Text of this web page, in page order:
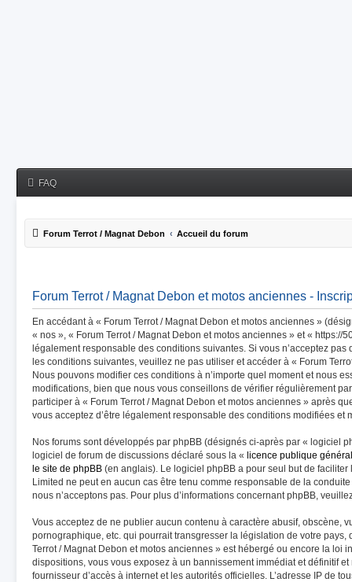
FAQ
Forum Terrot / Magnat Debon Accueil du forum
Forum Terrot / Magnat Debon et motos anciennes -
En accédant à « Forum Terrot / Magnat Debon et motos anciennes »
« nos », « Forum Terrot / Magnat Debon et motos anciennes » et « https://
légalement responsable des conditions suivantes. Si vous n’acceptez pas
les conditions suivantes, veuillez ne pas utiliser et accéder à « Forum
Nous pouvons modifier ces conditions à n’importe quel moment et nous
modifications, bien que nous vous conseillons de vérifier régulièrement
participer à « Forum Terrot / Magnat Debon et motos anciennes » après
vous acceptez d’être légalement responsable des conditions modifiées et
Nos forums sont développés par phpBB (désignés ci-après par « logiciel
logiciel de forum de discussions déclaré sous la « licence publique
le site de phpBB (en anglais). Le logiciel phpBB a pour seul but de
Limited ne peut en aucun cas être tenu comme responsable de la
nous n’acceptons pas. Pour plus d’informations concernant phpBB,
Vous acceptez de ne publier aucun contenu à caractère abusif, obscène,
pornographique, etc. qui pourrait transgresser la législation de votre
Terrot / Magnat Debon et motos anciennes » est hébergé ou encore la loi
dispositions, vous vous exposez à un bannissement immédiat et définitif
fournisseur d’accès à internet et les autorités officielles. L’adresse IP de